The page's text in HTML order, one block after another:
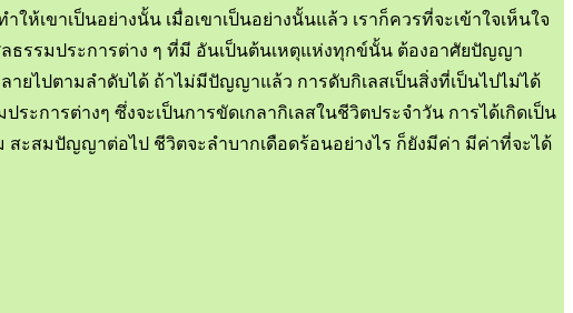
ขาเป็นอย่างนั้น เมื่อเขาเป็นอย่างนั้นแล้ว เราก็ควรที่จะเข้าใจเห็นใจ
ธรรมประการต่าง ๆ ที่มี อันเป็นต้นเหตุแห่งทุกข์นั้น ต้องอาศัยปัญญา
ยไปตามลำดับได้ ถ้าไม่มีปัญญาแล้ว การดับกิเลสเป็นสิ่งที่เป็นไปไม่ได้
ะการต่างๆ ซึ่งจะเป็นการขัดเกลากิเลสในชีวิตประจำวัน การได้เกิดเป็น
ะสมปัญญาต่อไป ชีวิตจะลำบากเดือดร้อนอย่างไร ก็ยังมีค่า มีค่าที่จะได้